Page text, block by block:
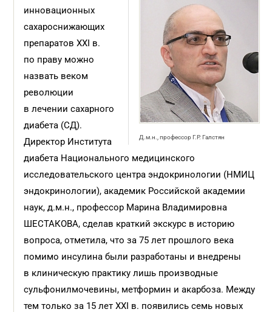
Д.м.н., профессор Г.Р. Галстян
инновационных
сахароснижающих
препаратов XXI в.
по праву можно
назвать веком
революции
в лечении сахарного
диабета (СД).
Директор Института
диабета Национального медицинского
исследовательского центра эндокринологии (НМИЦ
эндокринологии), академик Российской академии
наук, д.м.н., профессор Марина Владимировна
ШЕСТАКОВА, сделав краткий экскурс в историю
вопроса, отметила, что за 75 лет прошлого века
помимо инсулина были разработаны и внедрены
в клиническую практику лишь производные
сульфонилмочевины, метформин и акарбоза. Между
тем только за 15 лет XXI в. появились семь новых